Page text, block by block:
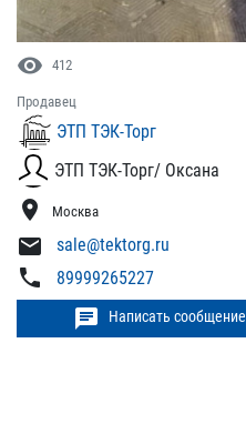
visibility 412
Продавец
ЭТП ТЭК-Торг
ЭТП ТЭК-Торг/ Оксана
location_on Москва
mail sale@tektorg.ru
phone 89999265227
chat Написать сообщение